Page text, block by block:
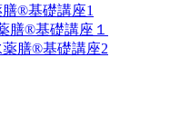
®︎基礎講座1
膳®︎基礎講座１
薬膳®︎基礎講座2